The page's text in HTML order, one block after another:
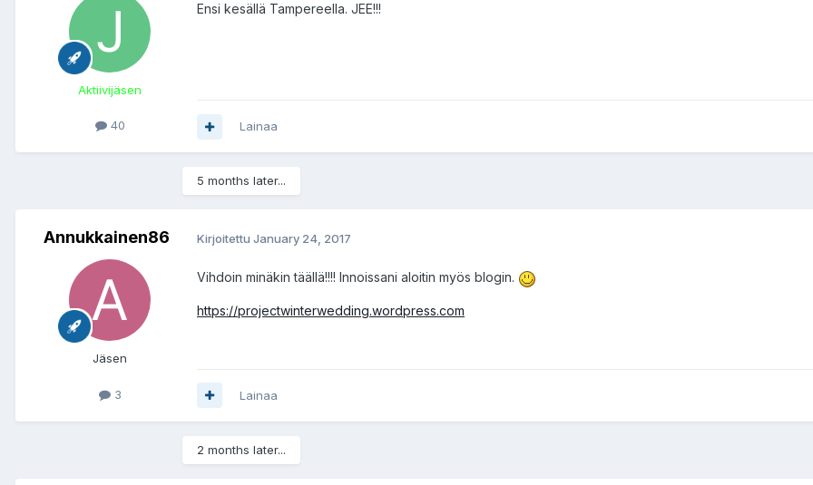
Aktiivijäsen
40
Ensi kesällä Tampereella. JEE!!!
Lainaa
5 months later...
Annukkainen86
Jäsen
3
Kirjoitettu January 24, 2017
Vihdoin minäkin täällä!!!! Innoissani aloitin myös blogin.
https://projectwinterwedding.wordpress.com
Lainaa
2 months later...